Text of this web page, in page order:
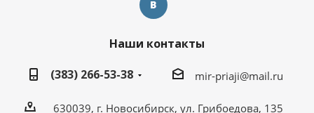
Наши контакты
(383) 266-53-38
mir-priaji@mail.ru
630039, г. Новосибирск, ул. Грибоедова, 135